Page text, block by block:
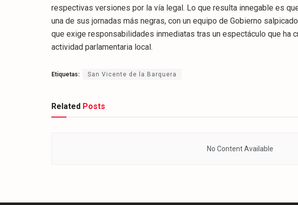
respectivas versiones por la vía legal. Lo que resulta innegable es
una de sus jornadas más negras, con un equipo de Gobierno
que exige responsabilidades inmediatas tras un espectáculo que ha
actividad parlamentaria local.
Etiquetas: San Vicente de la Barquera
Related Posts
No Content Available